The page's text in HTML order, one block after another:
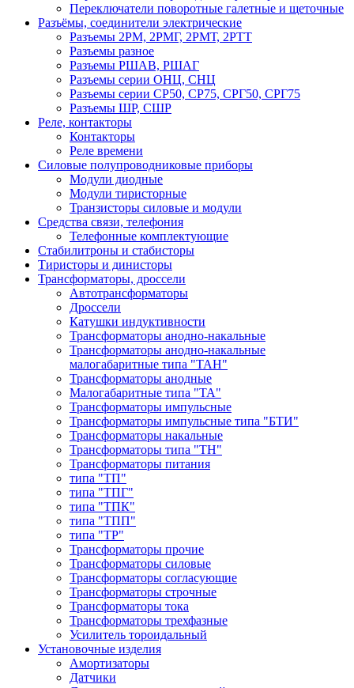
Переключатели поворотные галетные и щеточные
Разъёмы, соединители электрические
Разъемы 2РМ, 2РМГ, 2РМТ, 2РТТ
Разъемы разное
Разъемы РШАВ, РШАГ
Разъемы серии ОНЦ, СНЦ
Разъемы серии СР50, СР75, СРГ50, СРГ75
Разъемы ШР, СШР
Реле, контакторы
Контакторы
Реле времени
Силовые полупроводниковые приборы
Модули диодные
Модули тиристорные
Транзисторы силовые и модули
Средства связи, телефония
Телефонные комплектующие
Стабилитроны и стабисторы
Тиристоры и динисторы
Трансформаторы, дроссели
Автотрансформаторы
Дроссели
Катушки индуктивности
Трансформаторы анодно-накальные
Трансформаторы анодно-накальные
малогабаритные типа "ТАН"
Трансформаторы анодные
Малогабаритные типа "ТА"
Трансформаторы импульсные
Трансформаторы импульсные типа "БТИ"
Трансформаторы накальные
Трансформаторы типа "ТН"
Трансформаторы питания
типа "ТП"
типа "ТПГ"
типа "ТПК"
типа "ТПП"
типа "ТР"
Трансформаторы прочие
Трансформаторы силовые
Трансформаторы согласующие
Трансформаторы строчные
Трансформаторы тока
Трансформаторы трехфазные
Усилитель тороидальный
Установочные изделия
Амортизаторы
Датчики